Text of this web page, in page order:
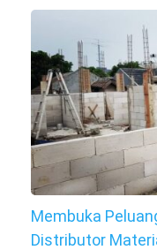
Membuka
Distributor